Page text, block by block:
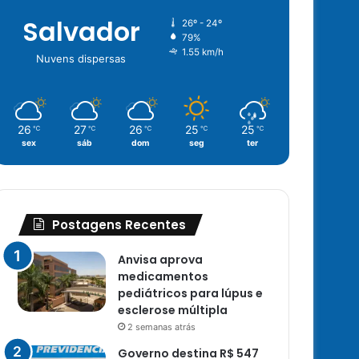
Salvador
Nuvens dispersas
26º - 24º
79%
1.55 km/h
26 ℃
sex
27 ℃
sáb
26 ℃
dom
25 ℃
seg
25 ℃
ter
Postagens Recentes
Anvisa aprova
medicamentos
pediátricos para lúpus e
esclerose múltipla
2 semanas atrás
Governo destina R$ 547